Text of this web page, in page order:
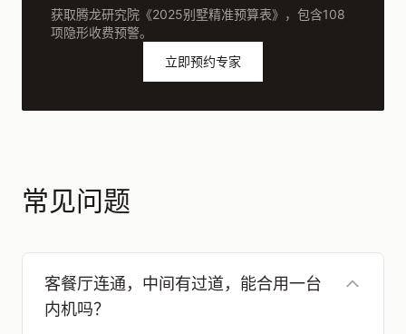
获取腾龙研究院《2025别墅精准预算表》，包含108
项隐形收费预警。
立即预约专家
常见问题
客餐厅连通，中间有过道，能合用一台
内机吗？